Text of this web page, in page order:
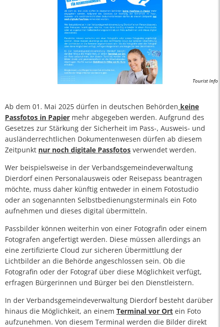
Tourist Info
Ab dem 01. Mai 2025 dürfen in deutschen Behörden keine
Passfotos in Papier mehr abgegeben werden. Aufgrund des
Gesetzes zur Stärkung der Sicherheit im Pass-, Ausweis- und
ausländerrechtlichen Dokumentenwesen dürfen ab diesem
Zeitpunkt nur noch digitale Passfotos verwendet werden.
Wer beispielsweise in der Verbandsgemeindeverwaltung
Dierdorf einen Personalausweis oder Reisepass beantragen
möchte, muss daher künftig entweder in einem Fotostudio
oder an sogenannten Selbstbedienungsterminals ein Foto
aufnehmen und dieses digital übermitteln.
Passbilder können weiterhin von einer Fotografin oder einem
Fotografen angefertigt werden. Diese müssen allerdings an
eine zertifizierte Cloud zur sicheren Übermittlung der
Lichtbilder an die Behörde angeschlossen sein. Ob die
Fotografin oder der Fotograf über diese Möglichkeit verfügt,
erfragen Bürgerinnen und Bürger bei den Dienstleistern.
In der Verbandsgemeindeverwaltung Dierdorf besteht darüber
hinaus die Möglichkeit, an einem Terminal vor Ort ein Foto
aufzunehmen. Von diesem Terminal werden die Bilder direkt